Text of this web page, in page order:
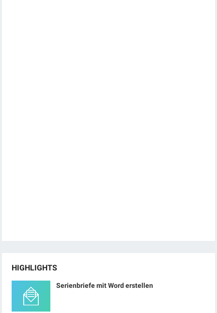
HIGHLIGHTS
Serienbriefe mit Word erstellen